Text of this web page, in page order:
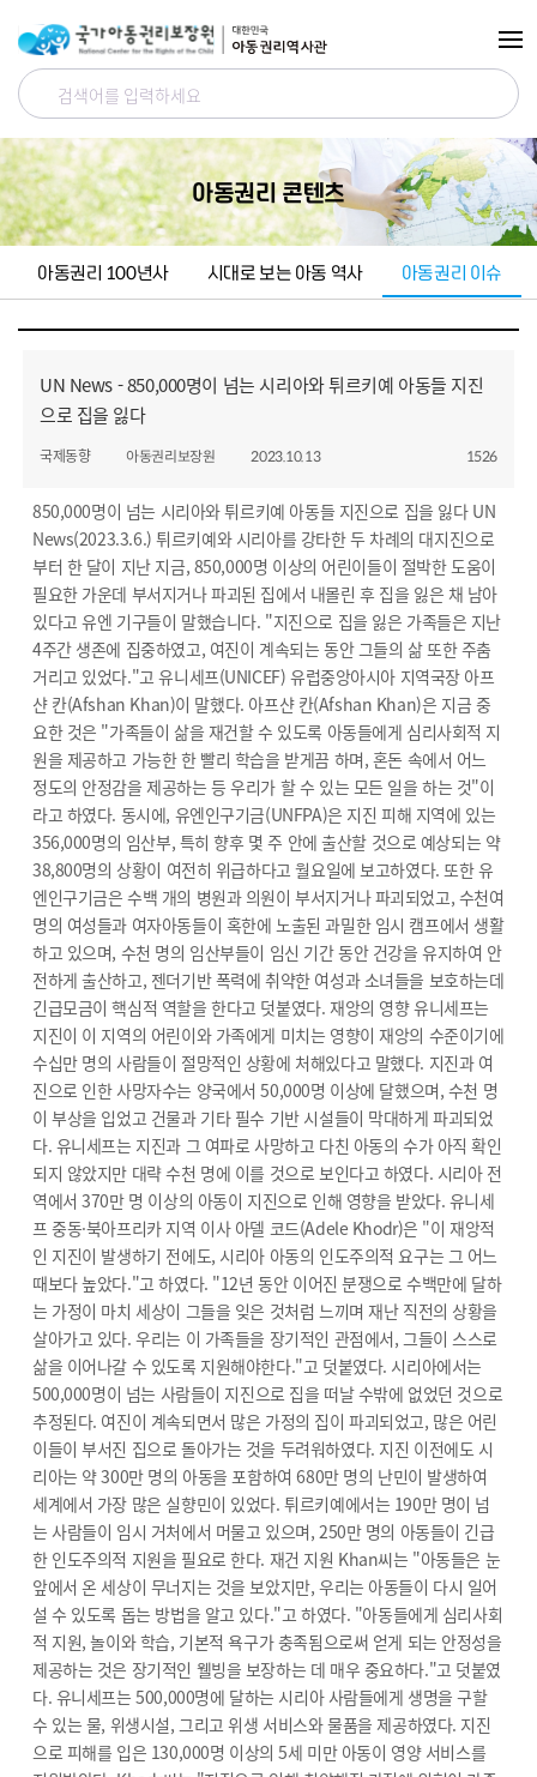
검색어입력
아동권리 콘텐츠
아동권리 100년사 시대로 보는 아동 역사 아동권리 이슈
UN News - 850,000명이 넘는 시리아와 튀르키예 아동들 지진
으로 집을 잃다
국제동향 아동권리보장원 2023.10.13 1526
850,000명이 넘는 시리아와 튀르키예 아동들 지진으로 집을 잃다 UN
News(2023.3.6.) 튀르키예와 시리아를 강타한 두 차례의 대지진으로
부터 한 달이 지난 지금, 850,000명 이상의 어린이들이 절박한 도움이
필요한 가운데 부서지거나 파괴된 집에서 내몰린 후 집을 잃은 채 남아
있다고 유엔 기구들이 말했습니다. "지진으로 집을 잃은 가족들은 지난
4주간 생존에 집중하였고, 여진이 계속되는 동안 그들의 삶 또한 주춤
거리고 있었다."고 유니세프(UNICEF) 유럽중앙아시아 지역국장 아프
샨 칸(Afshan Khan)이 말했다. 아프샨 칸(Afshan Khan)은 지금 중
요한 것은 "가족들이 삶을 재건할 수 있도록 아동들에게 심리사회적 지
원을 제공하고 가능한 한 빨리 학습을 받게끔 하며, 혼돈 속에서 어느
정도의 안정감을 제공하는 등 우리가 할 수 있는 모든 일을 하는 것"이
라고 하였다. 동시에, 유엔인구기금(UNFPA)은 지진 피해 지역에 있는
356,000명의 임산부, 특히 향후 몇 주 안에 출산할 것으로 예상되는 약
38,800명의 상황이 여전히 위급하다고 월요일에 보고하였다. 또한 유
엔인구기금은 수백 개의 병원과 의원이 부서지거나 파괴되었고, 수천여
명의 여성들과 여자아동들이 혹한에 노출된 과밀한 임시 캠프에서 생활
하고 있으며, 수천 명의 임산부들이 임신 기간 동안 건강을 유지하여 안
전하게 출산하고, 젠더기반 폭력에 취약한 여성과 소녀들을 보호하는데
긴급모금이 핵심적 역할을 한다고 덧붙였다. 재앙의 영향 유니세프는
지진이 이 지역의 어린이와 가족에게 미치는 영향이 재앙의 수준이기에
수십만 명의 사람들이 절망적인 상황에 처해있다고 말했다. 지진과 여
진으로 인한 사망자수는 양국에서 50,000명 이상에 달했으며, 수천 명
이 부상을 입었고 건물과 기타 필수 기반 시설들이 막대하게 파괴되었
다. 유니세프는 지진과 그 여파로 사망하고 다친 아동의 수가 아직 확인
되지 않았지만 대략 수천 명에 이를 것으로 보인다고 하였다. 시리아 전
역에서 370만 명 이상의 아동이 지진으로 인해 영향을 받았다. 유니세
프 중동·북아프리카 지역 이사 아델 코드(Adele Khodr)은 "이 재앙적
인 지진이 발생하기 전에도, 시리아 아동의 인도주의적 요구는 그 어느
때보다 높았다."고 하였다. "12년 동안 이어진 분쟁으로 수백만에 달하
는 가정이 마치 세상이 그들을 잊은 것처럼 느끼며 재난 직전의 상황을
살아가고 있다. 우리는 이 가족들을 장기적인 관점에서, 그들이 스스로
삶을 이어나갈 수 있도록 지원해야한다."고 덧붙였다. 시리아에서는
500,000명이 넘는 사람들이 지진으로 집을 떠날 수밖에 없었던 것으로
추정된다. 여진이 계속되면서 많은 가정의 집이 파괴되었고, 많은 어린
이들이 부서진 집으로 돌아가는 것을 두려워하였다. 지진 이전에도 시
리아는 약 300만 명의 아동을 포함하여 680만 명의 난민이 발생하여
세계에서 가장 많은 실향민이 있었다. 튀르키예에서는 190만 명이 넘
는 사람들이 임시 거처에서 머물고 있으며, 250만 명의 아동들이 긴급
한 인도주의적 지원을 필요로 한다. 재건 지원 Khan씨는 "아동들은 눈
앞에서 온 세상이 무너지는 것을 보았지만, 우리는 아동들이 다시 일어
설 수 있도록 돕는 방법을 알고 있다."고 하였다. "아동들에게 심리사회
적 지원, 놀이와 학습, 기본적 욕구가 충족됨으로써 얻게 되는 안정성을
제공하는 것은 장기적인 웰빙을 보장하는 데 매우 중요하다."고 덧붙였
다. 유니세프는 500,000명에 달하는 시리아 사람들에게 생명을 구할
수 있는 물, 위생시설, 그리고 위생 서비스와 물품을 제공하였다. 지진
으로 피해를 입은 130,000명 이상의 5세 미만 아동이 영양 서비스를